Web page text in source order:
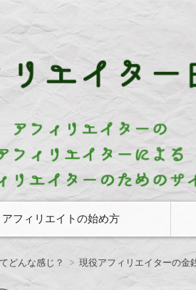
イター白書
アフィリエイターによるアフィリエイタ
アフィリエイトの始め方
どんな感じ？ 現役アフィリエイターの金